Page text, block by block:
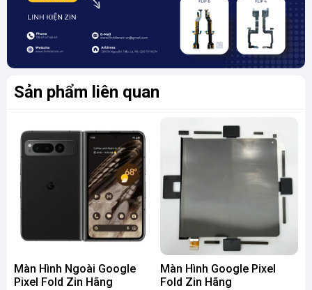
Sản phẩm liên quan
Màn Hình Ngoài Google
Pixel Fold Zin Hãng
Màn Hình Google Pixel
Fold Zin Hãng